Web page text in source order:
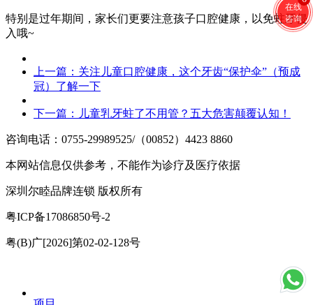
在线
咨询
特别是过年期间，家长们更要注意孩子口腔健康，以免蛀牙侵
入哦~
上一篇： 关注儿童口腔健康，这个牙齿“保护伞”（预成
冠）了解一下
下一篇： 儿童乳牙蛀了不用管？五大危害颠覆认知！
咨询电话：0755-29989525/（00852）4423 8860
本网站信息仅供参考，不能作为诊疗及医疗依据
深圳尔睦品牌连锁 版权所有
粤ICP备17086850号-2
粤(B)广[2026]第02-02-128号